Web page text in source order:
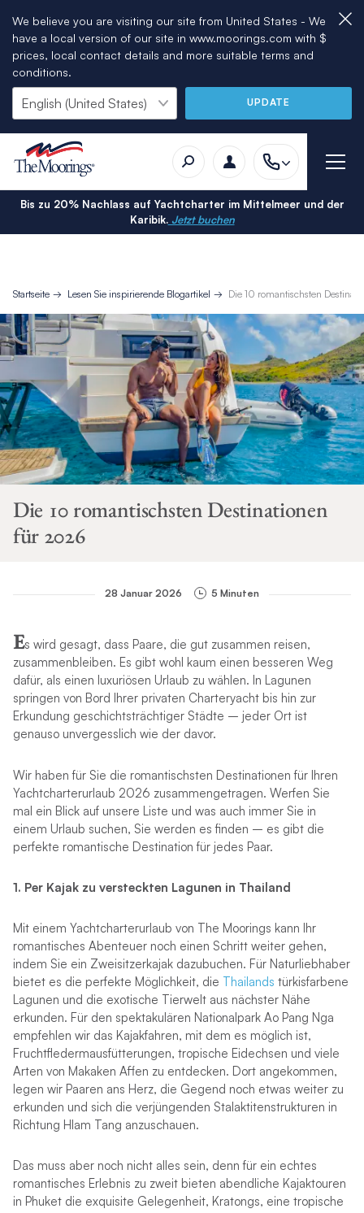
We believe you are visiting our site from United States - We
have a local version of our site in www.moorings.com with $
prices, local contact details and more suitable terms and
conditions.
UPDATE
Bis zu 20% Nachlass auf Yachtcharter im Mittelmeer und der
Karibik.Jetzt buchen
Startseite Lesen Sie inspirierende Blogartikel Die 10 romantischsten
Die 10 romantischsten Destinationen
für 2026
28 Januar 2026 5 Minuten
Es wird gesagt, dass Paare, die gut zusammen reisen,
zusammenbleiben. Es gibt wohl kaum einen besseren Weg
dafür, als einen luxuriösen Urlaub zu wählen. In Lagunen
springen von Bord Ihrer privaten Charteryacht bis hin zur
Erkundung geschichtsträchtiger Städte – jeder Ort ist
genauso unvergesslich wie der davor.
Wir haben für Sie die romantischsten Destinationen für Ihren
Yachtcharterurlaub 2026 zusammengetragen. Werfen Sie
mal ein Blick auf unsere Liste und was auch immer Sie in
einem Urlaub suchen, Sie werden es finden – es gibt die
perfekte romantische Destination für jedes Paar.
1. Per Kajak zu versteckten Lagunen in Thailand
Mit einem Yachtcharterurlaub von The Moorings kann Ihr
romantisches Abenteuer noch einen Schritt weiter gehen,
indem Sie ein Zweisitzerkajak dazubuchen. Für Naturliebhaber
bietet es die perfekte Möglichkeit, die Thailands türkisfarbene
Lagunen und die exotische Tierwelt aus nächster Nähe
erkunden. Für den spektakulären Nationalpark Ao Pang Nga
empfehlen wir das Kajakfahren, mit dem es möglich ist,
Fruchtfledermausfütterungen, tropische Eidechsen und viele
Arten von Makaken Affen zu entdecken. Dort angekommen,
legen wir Paaren ans Herz, die Gegend noch etwas weiter zu
erkunden und sich die verjüngenden Stalaktitenstrukturen in
Richtung Hlam Tang anzuschauen.
Das muss aber noch nicht alles sein, denn für ein echtes
romantisches Erlebnis zu zweit bieten abendliche Kajaktouren
in Phuket die exquisite Gelegenheit, Kratongs, eine tropische